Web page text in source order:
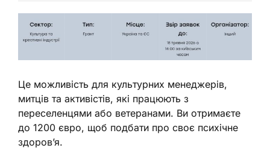
Це можливість для культурних менеджерів,
митців та активістів, які працюють з
переселенцями або ветеранами. Ви отримаєте
до 1200 євро, щоб подбати про своє психічне
здоров’я.